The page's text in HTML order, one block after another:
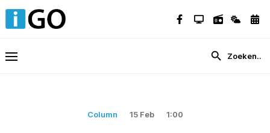
Column 15 Feb 1:00